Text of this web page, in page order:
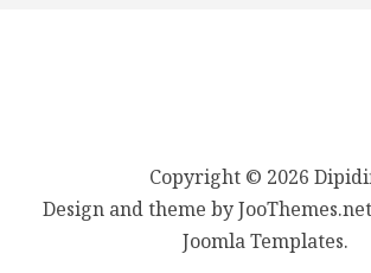
Copyright © 2026
Design and theme by
Joomla Templates.